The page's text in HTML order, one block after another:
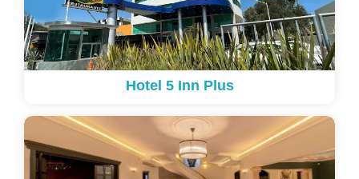
Hotel 5 Inn Plus